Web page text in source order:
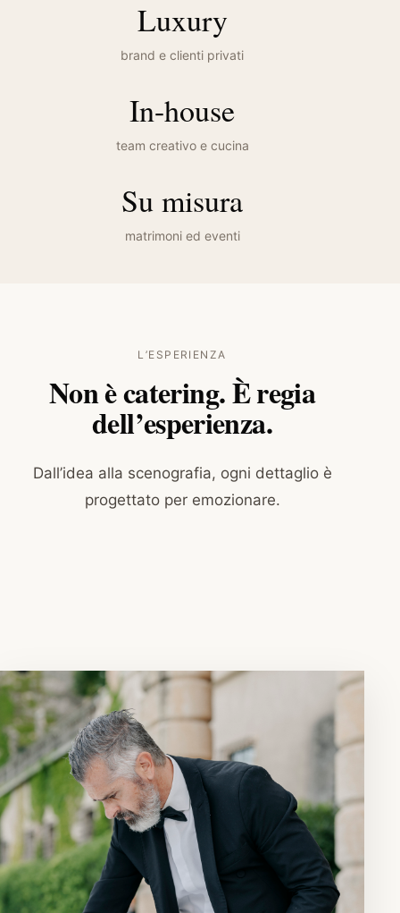
Luxury
brand e clienti privati
In-house
team creativo e cucina
Su misura
matrimoni ed eventi
L’ESPERIENZA
Non è catering. È regia
dell’esperienza.
Dall’idea alla scenografia, ogni dettaglio è
progettato per emozionare.